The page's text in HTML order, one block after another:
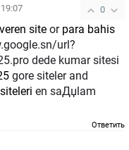
0
site or para bahis
dede kumar sitesi
gore siteler and
en saДџlam
Ответить